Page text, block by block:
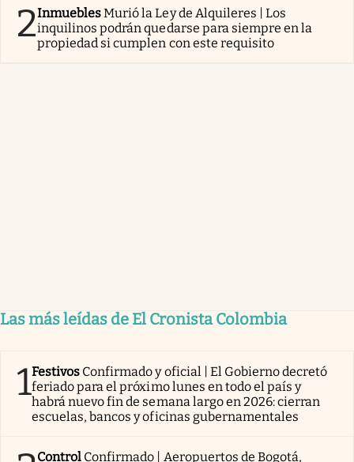
2InmueblesMurió la Ley de Alquileres | Los
inquilinos podrán quedarse para siempre en la
propiedad si cumplen con este requisito
Las más leídas de El Cronista Colombia
1Festivos Confirmado y oficial | El Gobierno decretó
feriado para el próximo lunes en todo el país y
habrá nuevo fin de semana largo en 2026: cierran
escuelas, bancos y oficinas gubernamentales
Control Confirmado | Aeropuertos de Bogotá,